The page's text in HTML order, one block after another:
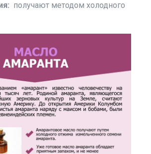
получают методом холодного